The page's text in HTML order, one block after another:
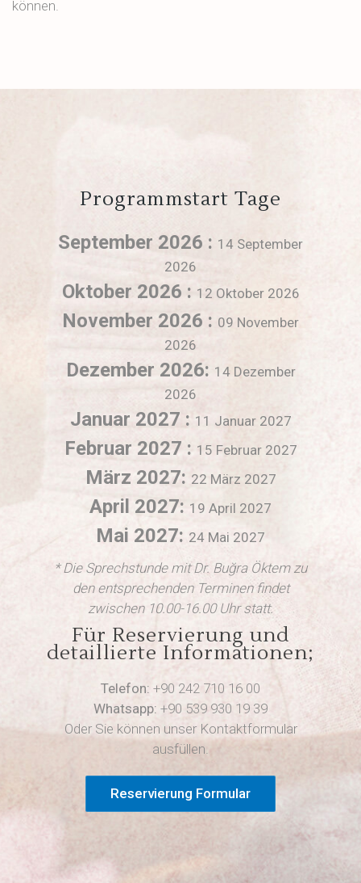
können.
Programmstart Tage
September 2026 : 14 September
2026
Oktober 2026 : 12 Oktober 2026
November 2026 : 09 November
2026
Dezember 2026: 14 Dezember
2026
Januar 2027 : 11 Januar 2027
Februar 2027 : 15 Februar 2027
März 2027: 22 März 2027
April 2027: 19 April 2027
Mai 2027: 24 Mai 2027
* Die Sprechstunde mit Dr. Buğra Öktem zu
den entsprechenden Terminen findet
zwischen 10.00-16.00 Uhr statt.
Für Reservierung und
detaillierte Informationen;
Telefon: +90 242 710 16 00
Whatsapp: +90 539 930 19 39
Oder Sie können unser Kontaktformular
ausfüllen.
Reservierung Formular